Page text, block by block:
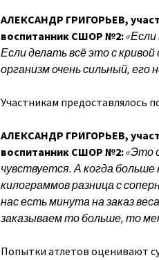
АЛЕКСАНДР ГРИГОРЬЕВ,
воспитанник СШОР №2:«Если
Если делать всё это с кривой
организм очень сильный, его
Участникам предоставлялось
АЛЕКСАНДР ГРИГОРЬЕВ,
воспитанник СШОР №2:«Это
чувствуется. А когда
килограммов разница с
нас есть минута на заказ
заказываем то больше, то
Попытки атлетов оценивают